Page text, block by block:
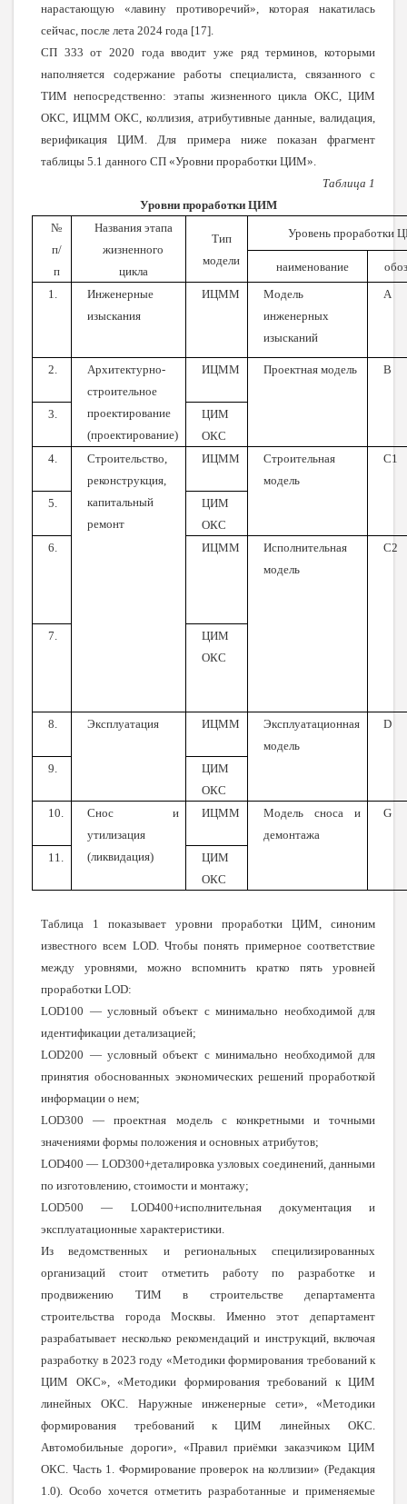
нарастающую «лавину противоречий», которая накатилась
сейчас, после лета 2024 года [17].
СП 333 от 2020 года вводит уже ряд терминов, которыми
наполняется содержание работы специалиста, связанного с
ТИМ непосредственно: этапы жизненного цикла ОКС, ЦИМ
ОКС, ИЦММ ОКС, коллизия, атрибутивные данные, валидация,
верификация ЦИМ. Для примера ниже показан фрагмент
таблицы 5.1 данного СП «Уровни проработки ЦИМ».
Таблица 1
Уровни проработки ЦИМ
№
п/
п
Названия этапа
жизненного
цикла
Тип
модели
Уровень проработки
наименование
1.
Инженерные
изыскания
ИЦММ
Модель
инженерных
изысканий
А
2.
Архитектурно-
строительное
проектирование
(проектирование)
ИЦММ Проектная модель В
3.
ЦИМ
ОКС
4.
Строительство,
реконструкция,
капитальный
ремонт
ИЦММ
Строительная
модель
С1
5.
ЦИМ
ОКС
6.
ИЦММ
Исполнительная
модель
С2
7.
ЦИМ
ОКС
8. Эксплуатация ИЦММ
Эксплуатационная
модель
D
9.
ЦИМ
ОКС
10.
Снос и
утилизация
(ликвидация)
ИЦММ
Модель сноса и
демонтажа
G
11.
ЦИМ
ОКС
Таблица 1 показывает уровни проработки ЦИМ, синоним
известного всем LOD. Чтобы понять примерное соответствие
между уровнями, можно вспомнить кратко пять уровней
проработки LOD:
LOD100 — условный объект с минимально необходимой для
идентификации детализацией;
LOD200 — условный объект с минимально необходимой для
принятия обоснованных экономических решений проработкой
информации о нем;
LOD300 — проектная модель с конкретными и точными
значениями формы положения и основных атрибутов;
LOD400 — LOD300+деталировка узловых соединений, данными
по изготовлению, стоимости и монтажу;
LOD500 — LOD400+исполнительная документация и
эксплуатационные характеристики.
Из ведомственных и региональных специлизированных
организаций стоит отметить работу по разработке и
продвижению ТИМ в строительстве департамента
строительства города Москвы. Именно этот департамент
разрабатывает несколько рекомендаций и инструкций, включая
разработку в 2023 году «Методики формирования требований к
ЦИМ ОКС», «Методики формирования требований к ЦИМ
линейных ОКС. Наружные инженерные сети», «Методики
формирования требований к ЦИМ линейных ОКС.
Автомобильные дороги», «Правил приёмки заказчиком ЦИМ
ОКС. Часть 1. Формирование проверок на коллизии» (Редакция
1.0). Особо хочется отметить разработанные и применяемые